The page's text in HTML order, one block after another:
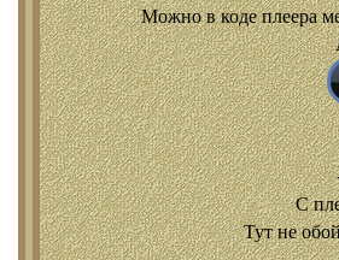
Можно в коде плеера
С
Тут не